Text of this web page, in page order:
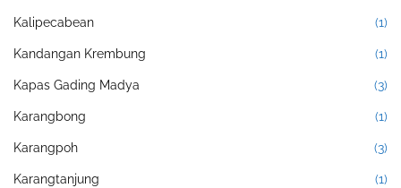
Kalipecabean (1)
Kandangan Krembung (1)
Kapas Gading Madya (3)
Karangbong (1)
Karangpoh (3)
Karangtanjung (1)